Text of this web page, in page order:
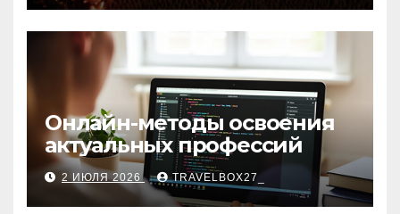
Онлайн-методы освоения
актуальных профессий
2 ИЮЛЯ 2026 TRAVELBOX27_